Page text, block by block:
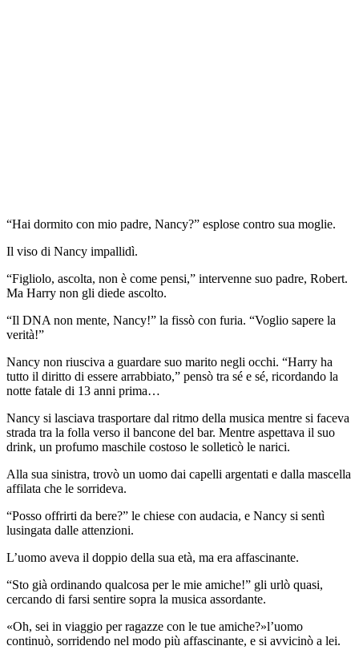
“Hai dormito con mio padre, Nancy?” esplose contro sua moglie.
Il viso di Nancy impallidì.
“Figliolo, ascolta, non è come pensi,” intervenne suo padre, Robert.
Ma Harry non gli diede ascolto.
“Il DNA non mente, Nancy!” la fissò con furia. “Voglio sapere la
verità!”
Nancy non riusciva a guardare suo marito negli occhi. “Harry ha
tutto il diritto di essere arrabbiato,” pensò tra sé e sé, ricordando la
notte fatale di 13 anni prima…
Nancy si lasciava trasportare dal ritmo della musica mentre si faceva
strada tra la folla verso il bancone del bar. Mentre aspettava il suo
drink, un profumo maschile costoso le solleticò le narici.
Alla sua sinistra, trovò un uomo dai capelli argentati e dalla mascella
affilata che le sorrideva.
“Posso offrirti da bere?” le chiese con audacia, e Nancy si sentì
lusingata dalle attenzioni.
L’uomo aveva il doppio della sua età, ma era affascinante.
“Sto già ordinando qualcosa per le mie amiche!” gli urlò quasi,
cercando di farsi sentire sopra la musica assordante.
«Oh, sei in viaggio per ragazze con le tue amiche?»l’uomo
continuò, sorridendo nel modo più affascinante, e si avvicinò a lei.